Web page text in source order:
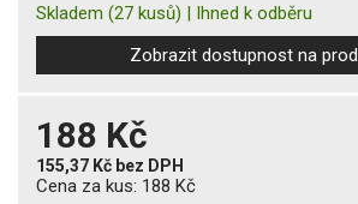
Skladem (27 kusů) | Ihned k odběru
Zobrazit dostupnost na
188 Kč
155,37 Kč bez DPH
Cena za kus: 188 Kč